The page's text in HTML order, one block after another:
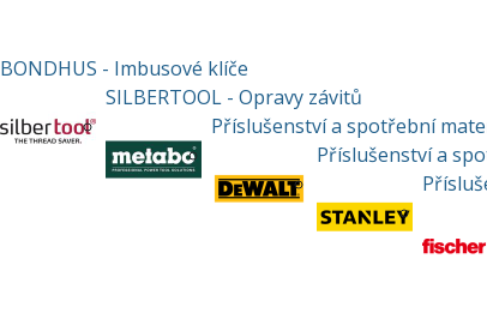
BONDHUS - Imbusové klíče
SILBERTOOL - Opravy závitů
Příslušenství a spotřební
Příslušenství a